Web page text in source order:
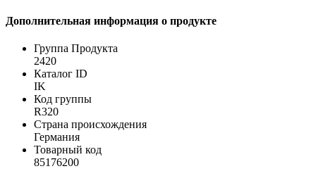
Дополнительная информация о продукте
Группа Продукта
2420
Каталог ID
IK
Код группы
R320
Страна происхождения
Германия
Товарный код
85176200